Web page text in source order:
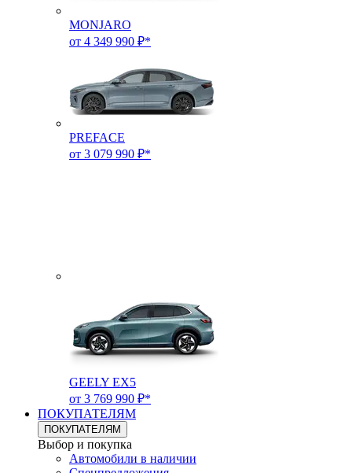
MONJARO
от 4 349 990 ₽*
PREFACE
от 3 079 990 ₽*
GEELY EX5
от 3 769 990 ₽*
ПОКУПАТЕЛЯМ
ПОКУПАТЕЛЯМ
Выбор и покупка
Автомобили в наличии